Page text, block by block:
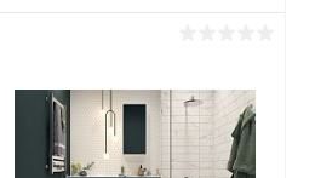
В корзину
Купить в 1 клик Сравнение